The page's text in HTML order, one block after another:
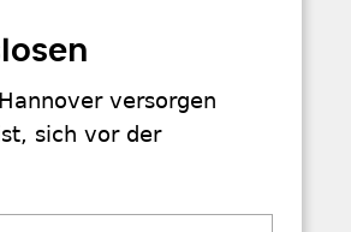
versorgen
sich vor der